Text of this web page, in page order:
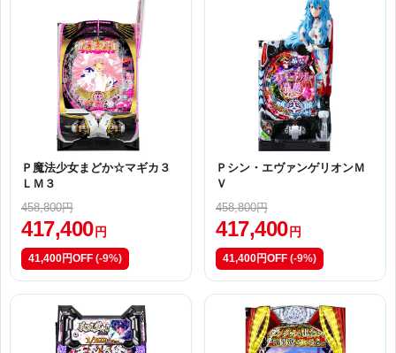
Ｐ魔法少女まどか☆マギカ３
ＬＭ３
458,800円
417,400 円
41,400円OFF (-9%)
Ｐシン・エヴァンゲリオンＭ
Ｖ
458,800円
417,400 円
41,400円OFF (-9%)